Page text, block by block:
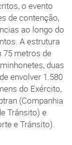
o evento
de contenção,
ao longo do
A estrutura
75 metros de
duas
envolver 1.580
do Exército,
(Companhia
Trânsito) e
e Trânsito).